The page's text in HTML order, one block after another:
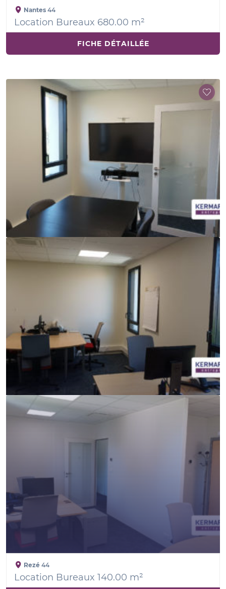
Nantes 44
Location Bureaux 680.00 m²
FICHE DÉTAILLÉE
Rezé 44
Location Bureaux 140.00 m²